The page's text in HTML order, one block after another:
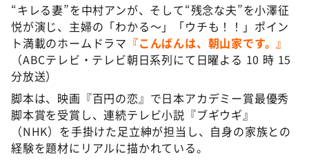
探偵！ナイトスクープ
news おかえり
河合＆A.B.C-Z塚田×福井アナ「なんでやねん！？」
（news おかえり）
DAIGOも台所 ～きょうの献立 何にする？～
本日はダイアンなり！シーズン２
朝だ！生です旅サラダ
“キレる妻”を中村アンが、そして“残念な夫”を小澤征
悦が演じ、主婦の「わかる～」「ウチも！！」ポイン
ト満載のホームドラマ 『こんばんは、朝山家です。』
（ABCテレビ・テレビ朝日系列にて日曜よる 10 時 15
分放送）
脚本は、映画『百円の恋』で日本アカデミー賞最優秀
脚本賞を受賞し、連続テレビ小説『ブギウギ』
（NHK）を手掛けた足立紳が担当し、自身の家族との
経験を題材にリアルに描かれている。